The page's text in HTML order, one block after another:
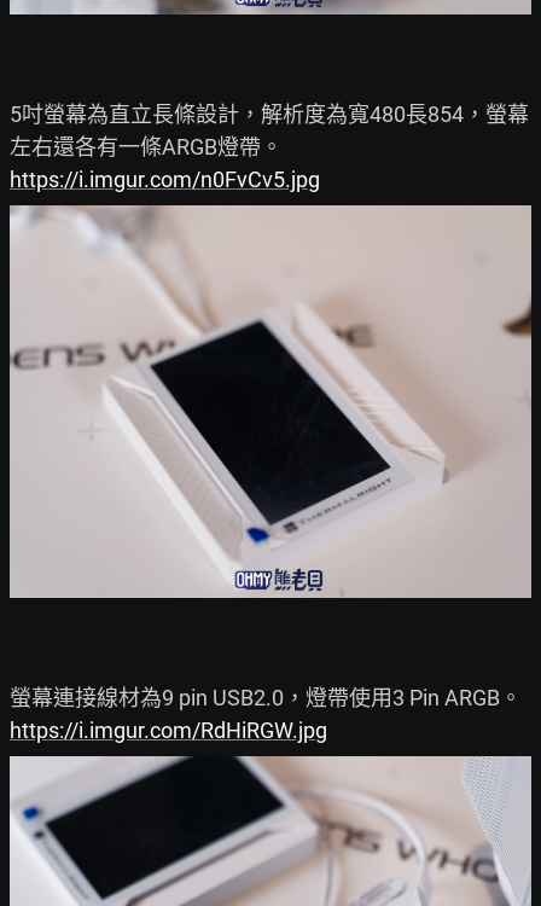
5吋螢幕為直立長條設計，解析度為寬480長854，螢幕
https://i.imgur.com/n0FvCv5.jpg
https://i.imgur.com/RdHiRGW.jpg